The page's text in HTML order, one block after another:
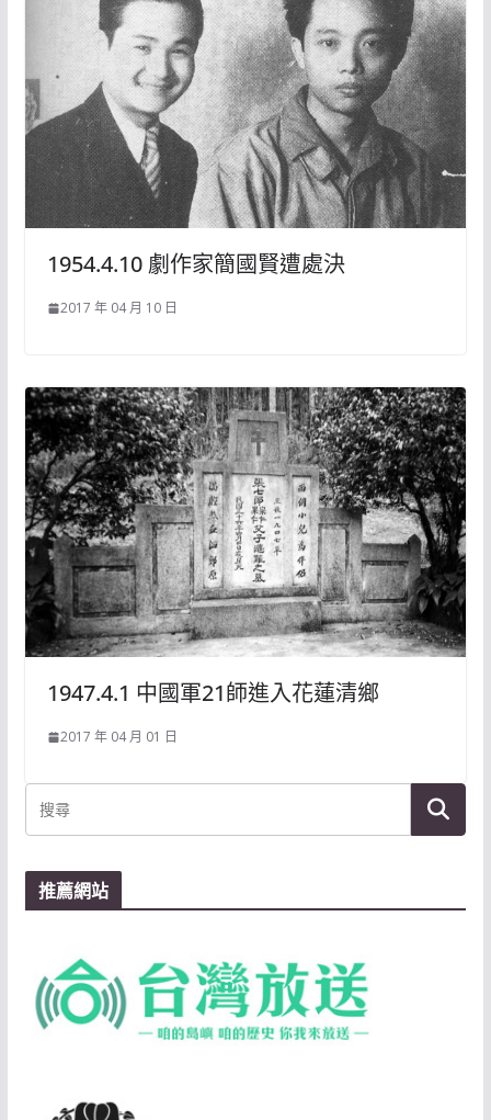
1954.4.10 劇作家簡國賢遭處決
2017 年 04 月 10 日
1947.4.1 中國軍21師進入花蓮清鄉
2017 年 04 月 01 日
推薦網站